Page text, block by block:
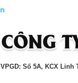
VPGD: Số 5A, KCX Linh